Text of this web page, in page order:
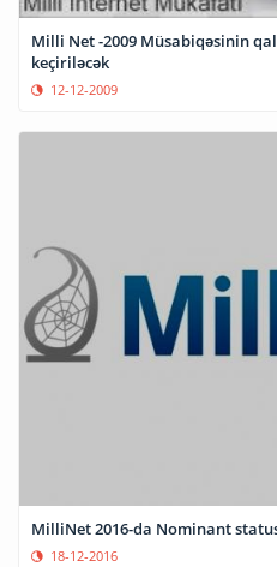
Milli Net -2009 Müsabiqəsinin
keçiriləcək
12-12-2009
MilliNet 2016-da Nominant
18-12-2016